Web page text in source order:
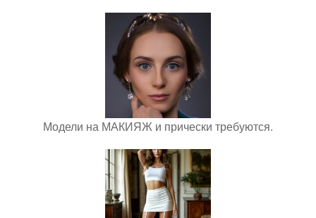
Модели на МАКИЯЖ и прически требуются.